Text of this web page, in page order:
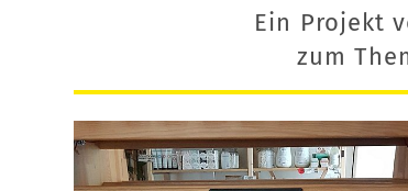
Ein Projekt
zum